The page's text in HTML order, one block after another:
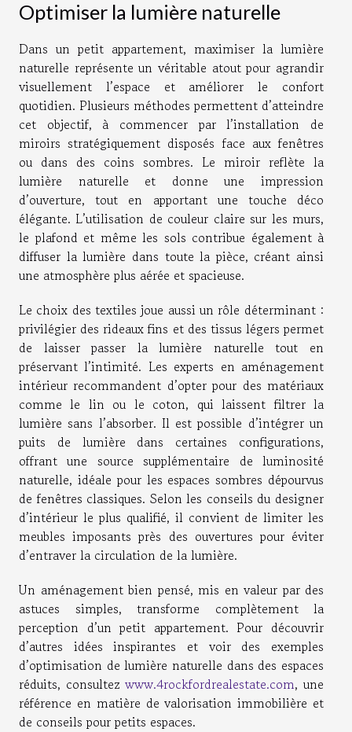
Optimiser la lumière naturelle
Dans un petit appartement, maximiser la lumière
naturelle représente un véritable atout pour agrandir
visuellement l’espace et améliorer le confort
quotidien. Plusieurs méthodes permettent d’atteindre
cet objectif, à commencer par l’installation de
miroirs stratégiquement disposés face aux fenêtres
ou dans des coins sombres. Le miroir reflète la
lumière naturelle et donne une impression
d’ouverture, tout en apportant une touche déco
élégante. L’utilisation de couleur claire sur les murs,
le plafond et même les sols contribue également à
diffuser la lumière dans toute la pièce, créant ainsi
une atmosphère plus aérée et spacieuse.
Le choix des textiles joue aussi un rôle déterminant :
privilégier des rideaux fins et des tissus légers permet
de laisser passer la lumière naturelle tout en
préservant l’intimité. Les experts en aménagement
intérieur recommandent d’opter pour des matériaux
comme le lin ou le coton, qui laissent filtrer la
lumière sans l’absorber. Il est possible d’intégrer un
puits de lumière dans certaines configurations,
offrant une source supplémentaire de luminosité
naturelle, idéale pour les espaces sombres dépourvus
de fenêtres classiques. Selon les conseils du designer
d’intérieur le plus qualifié, il convient de limiter les
meubles imposants près des ouvertures pour éviter
d’entraver la circulation de la lumière.
Un aménagement bien pensé, mis en valeur par des
astuces simples, transforme complètement la
perception d’un petit appartement. Pour découvrir
d’autres idées inspirantes et voir des exemples
d’optimisation de lumière naturelle dans des espaces
réduits, consultezwww.4rockfordrealestate.com, une
référence en matière de valorisation immobilière et
de conseils pour petits espaces.